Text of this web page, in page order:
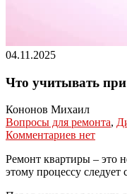
04.11.2025
Что учитывать
Кононов Михаил
Вопросы для ремонта,
Комментариев нет
Ремонт квартиры – это
этому процессу